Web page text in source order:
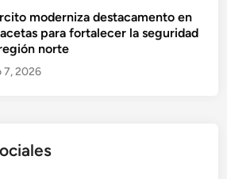
moderniza destacamento en
para fortalecer la seguridad
norte
7, 2026